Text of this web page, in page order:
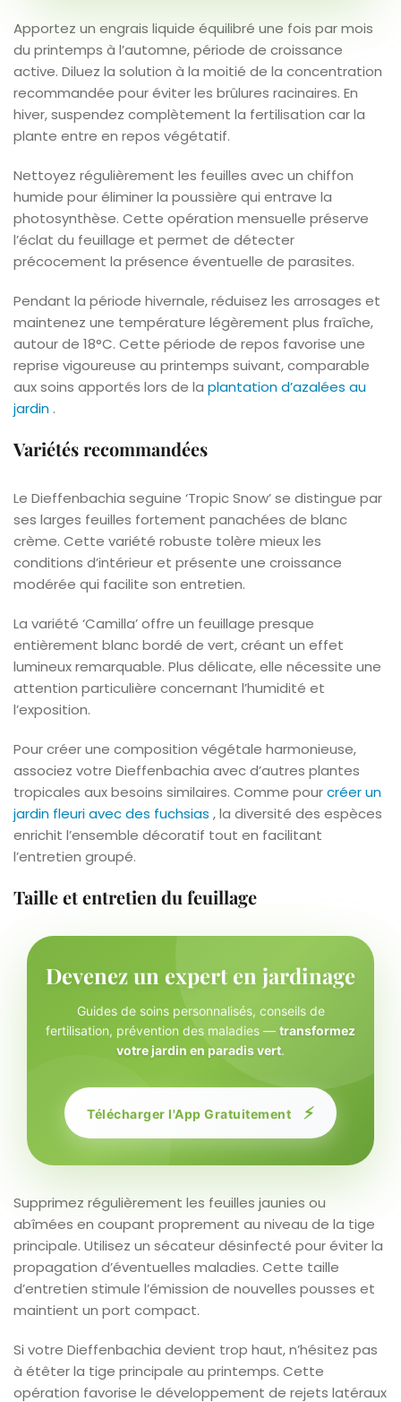
Apportez un engrais liquide équilibré une fois par mois
du printemps à l’automne, période de croissance
active. Diluez la solution à la moitié de la concentration
recommandée pour éviter les brûlures racinaires. En
hiver, suspendez complètement la fertilisation car la
plante entre en repos végétatif.
Nettoyez régulièrement les feuilles avec un chiffon
humide pour éliminer la poussière qui entrave la
photosynthèse. Cette opération mensuelle préserve
l’éclat du feuillage et permet de détecter
précocement la présence éventuelle de parasites.
Pendant la période hivernale, réduisez les arrosages et
maintenez une température légèrement plus fraîche,
autour de 18°C. Cette période de repos favorise une
reprise vigoureuse au printemps suivant, comparable
aux soins apportés lors de la plantation d’azalées au
jardin .
Variétés recommandées
Le Dieffenbachia seguine ‘Tropic Snow’ se distingue par
ses larges feuilles fortement panachées de blanc
crème. Cette variété robuste tolère mieux les
conditions d’intérieur et présente une croissance
modérée qui facilite son entretien.
La variété ‘Camilla’ offre un feuillage presque
entièrement blanc bordé de vert, créant un effet
lumineux remarquable. Plus délicate, elle nécessite une
attention particulière concernant l’humidité et
l’exposition.
Pour créer une composition végétale harmonieuse,
associez votre Dieffenbachia avec d’autres plantes
tropicales aux besoins similaires. Comme pourcréer un
jardin fleuri avec des fuchsias , la diversité des espèces
enrichit l’ensemble décoratif tout en facilitant
l’entretien groupé.
Taille et entretien du feuillage
Devenez un expert en jardinage
Guides de soins personnalisés, conseils de
fertilisation, prévention des maladies — transformez
votre jardin en paradis vert.
Télécharger l'App Gratuitement ⚡
Supprimez régulièrement les feuilles jaunies ou
abîmées en coupant proprement au niveau de la tige
principale. Utilisez un sécateur désinfecté pour éviter la
propagation d’éventuelles maladies. Cette taille
d’entretien stimule l’émission de nouvelles pousses et
maintient un port compact.
Si votre Dieffenbachia devient trop haut, n’hésitez pas
à étêter la tige principale au printemps. Cette
opération favorise le développement de rejets latéraux